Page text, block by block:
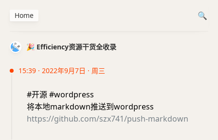
🎉 Efficiency资源干货全收录
15:39 · 2022年9月7日 · 周三
#开源 #wordpress
将本地markdown推送到wordpress
https://github.com/szx741/push-markdown
Home